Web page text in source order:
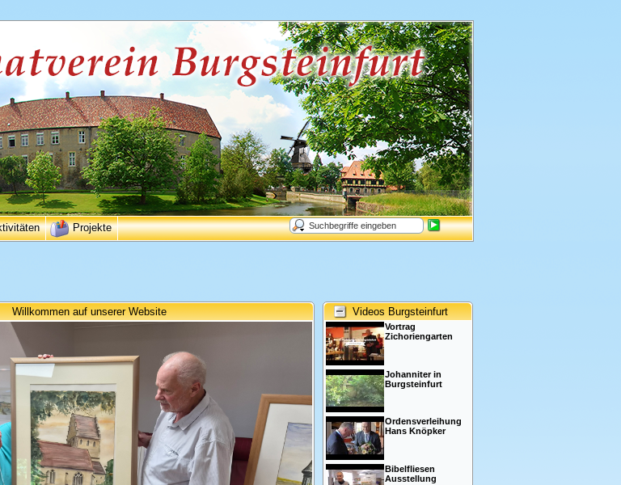
Projekte
Willkommen auf unserer Website Videos Burgsteinfurt
Vortrag
Zichoriengarten
Johanniter in
Burgsteinfurt
Ordensverleihung
Hans Knöpker
Bibelfliesen
Ausstellung